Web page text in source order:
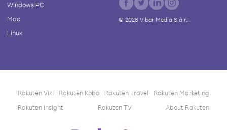
Windows PC
Mac
Linux
© 2026Viber Media S.à r.l.
Rakuten Viki Rakuten Kobo Rakuten Travel
Rakuten Marketing
Rakuten Insight
Rakuten TV About Rakuten